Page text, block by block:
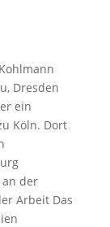
Dresden
ein
Köln. Dort
an der
Arbeit Das